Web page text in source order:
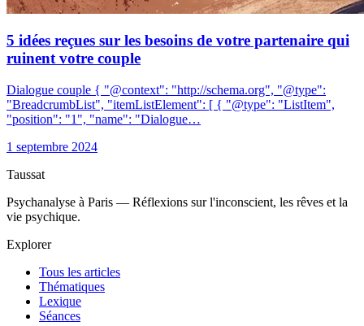
5 idées reçues sur les besoins de votre partenaire qui
ruinent votre couple
Dialogue couple { "@context": "http://schema.org", "@type":
"BreadcrumbList", "itemListElement": [ { "@type": "ListItem",
"position": "1", "name": "Dialogue…
1 septembre 2024
Taussat
Psychanalyse à Paris — Réflexions sur l'inconscient, les rêves et la
vie psychique.
Explorer
Tous les articles
Thématiques
Lexique
Séances